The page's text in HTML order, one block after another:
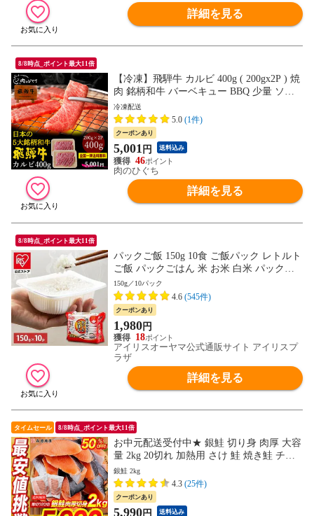
詳細を見る
8/8時点_ポイント最大11倍
【冷凍】飛騨牛 カルビ 400g ( 200gx2P ) 焼
肉 銘柄和牛 バーベキュー BBQ 少量 ソロ
キャンプ 送料無料 hrp
冷凍配送
5.0 (1件)
クーポンあり
5,001 円 送料込み
46
肉のひぐち
詳細を見る
8/8時点_ポイント最大11倍
パックご飯 150g 10食 ご飯パック レトルト
ご飯 パックごはん 米 お米 白米 パック米
一人暮らし 150g×10P アイリスオーヤマ 低
温製法米 まとめ買い ストック 備蓄 保存食
非常食 [食品]
150g／10パック
4.6 (545件)
クーポンあり
1,980円
18
アイリスオーヤマ公式通販サイト アイリスプ
ラザ
詳細を見る
タイムセール 8/8時点_ポイント最大11倍
お中元配送受付中★ 銀鮭 切り身 肉厚 大容
量 2kg 20切れ 加熱用 さけ 鮭 焼き鮭 チリ
産 朝食 おかず お取り寄せグルメ 食品【最
安値挑戦！11980円→半額★5990円セー
ル】
銀鮭 2kg
4.3 (25件)
クーポンあり
5,990円 送料込み